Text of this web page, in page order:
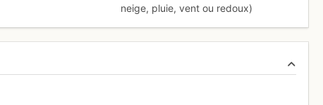
neige, pluie, vent ou redoux)